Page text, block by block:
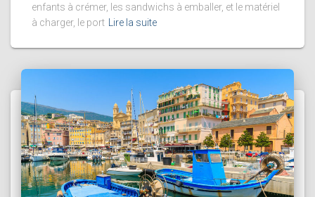
enfants à crémer, les sandwichs à emballer, et le matériel
à charger, le port Lire la suite